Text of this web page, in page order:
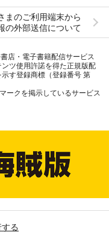
まのご利用端末から
の外部送信について
店・電子書籍配信サービス
ツ使用許諾を得た正規版配
す登録商標（登録番号 第
ークを掲示しているサービス
る